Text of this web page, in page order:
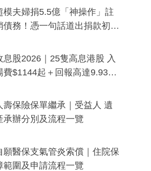
模夫婦捐5.5億「神操作」註
債務！憑一句話道出捐款初
度被誤當詐騙手段
息股2026｜25隻高息港股 入
費$1144起＋回報高達9.93
壽保險保單繼承｜受益人 遺
承辦分別及流程一覽
願醫保支氣管炎索償｜住院保
範圍及申請流程一覽